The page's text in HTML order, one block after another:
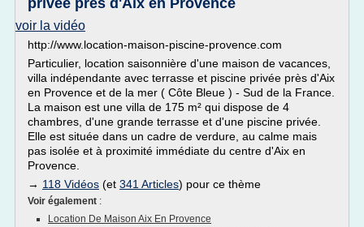
privée près d'Aix en Provence
voir la vidéo
http://www.location-maison-piscine-provence.com
Particulier, location saisonnière d'une maison de vacances,
villa indépendante avec terrasse et piscine privée près d'Aix
en Provence et de la mer ( Côte Bleue ) - Sud de la France.
La maison est une villa de 175 m² qui dispose de 4
chambres, d'une grande terrasse et d'une piscine privée.
Elle est située dans un cadre de verdure, au calme mais
pas isolée et à proximité immédiate du centre d'Aix en
Provence.
→ 118 Vidéos (et 341 Articles) pour ce thème
Voir également :
Location De Maison Aix En Provence